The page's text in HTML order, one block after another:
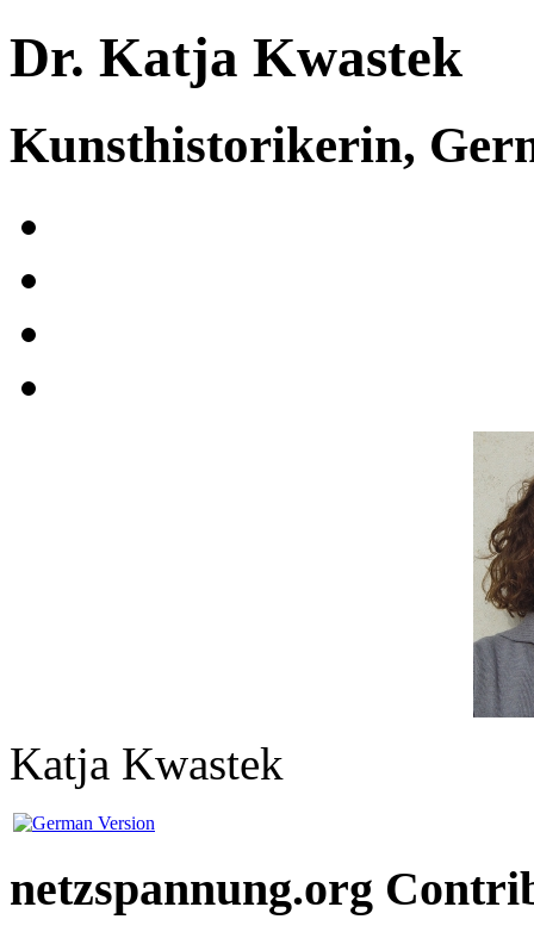
Dr. Katja Kwastek
Kunsthistorikerin,
Katja Kwastek
netzspannung.org